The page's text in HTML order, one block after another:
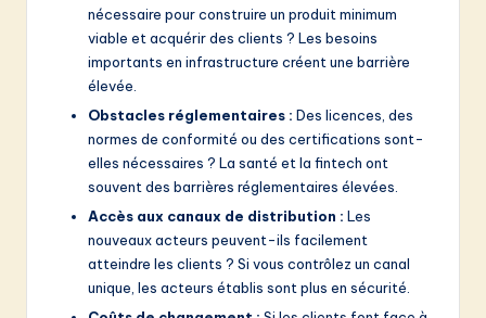
nécessaire pour construire un produit minimum
viable et acquérir des clients ? Les besoins
importants en infrastructure créent une barrière
élevée.
Obstacles réglementaires : Des licences, des
normes de conformité ou des certifications sont-
elles nécessaires ? La santé et la fintech ont
souvent des barrières réglementaires élevées.
Accès aux canaux de distribution : Les
nouveaux acteurs peuvent-ils facilement
atteindre les clients ? Si vous contrôlez un canal
unique, les acteurs établis sont plus en sécurité.